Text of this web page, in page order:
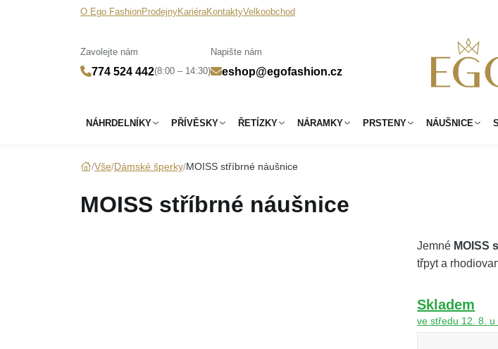
O Ego FashionProdejnyKariéraKontaktyVelkoobchod
Zavolejte nám
774 524 442(8:00 – 14:30)
Napište nám
eshop@egofashion.cz
NÁHRDELNÍKY PŘÍVĚSKY ŘETÍZKY NÁRAMKY PRSTENY NÁUŠNICE
Vše Dámské šperky MOISS stříbrné náušnice
MOISS stříbrné náušnice
Jemné MOISS
třpyt a
Skladem
ve středu 12. 8.